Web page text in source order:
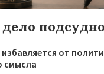
от
смысла